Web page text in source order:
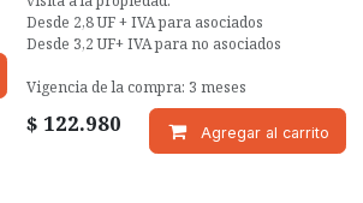
Desde 2,8 UF + IVA para asociados
Desde 3,2 UF+ IVA para no asociados
Vigencia de la compra: 3 meses
$ 122.980 Agregar al carrito